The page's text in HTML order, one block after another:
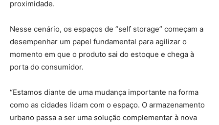
proximidade.
Nesse cenário, os espaços de “self storage” começam a
desempenhar um papel fundamental para agilizar o
momento em que o produto sai do estoque e chega à
porta do consumidor.
“Estamos diante de uma mudança importante na forma
como as cidades lidam com o espaço. O armazenamento
urbano passa a ser uma solução complementar à nova